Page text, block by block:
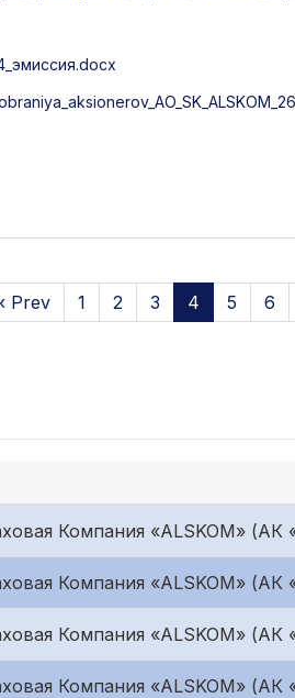
‹ Prev 1 2 3 4 5 6
Компания «ALSKOM» (АК
Компания «ALSKOM» (АК
Компания «ALSKOM» (АК
Компания «ALSKOM» (АК